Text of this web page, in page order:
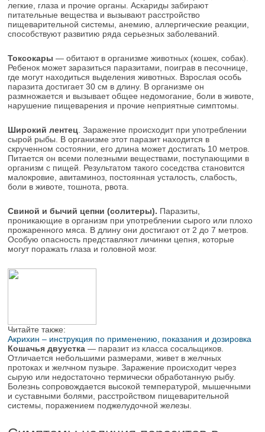
легкие, глаза и прочие органы. Аскариды забирают
питательные вещества и вызывают расстройство
пищеварительной системы, анемию, аллергические реакции,
способствуют развитию ряда серьезных заболеваний.
Токсокары— обитают в организме животных (кошек, собак).
Ребенок может заразиться паразитами, поиграв в песочнице,
где могут находиться выделения животных. Взрослая особь
паразита достигает 30 см в длину. В организме он
размножается и вызывает общее недомогание, боли в животе,
нарушение пищеварения и прочие неприятные симптомы.
Широкий лентец. Заражение происходит при употреблении
сырой рыбы. В организме этот паразит находится в
скрученном состоянии, его длина может достигать 10 метров.
Питается он всеми полезными веществами, поступающими в
организм с пищей. Результатом такого соседства становится
малокровие, авитаминоз, постоянная усталость, слабость,
боли в животе, тошнота, рвота.
Свиной и бычий цепни (солитеры). Паразиты,
проникающие в организм при употреблении сырого или плохо
прожаренного мяса. В длину они достигают от 2 до 7 метров.
Особую опасность представляют личинки цепня, которые
могут поражать глаза и головной мозг.
Читайте также:
Акрихин – инструкция по применению, показания и дозировка
Кошачья двуустка — паразит из класса сосальщиков.
Отличается небольшими размерами, живет в желчных
протоках и желчном пузыре. Заражение происходит через
сырую или недостаточно термически обработанную рыбу.
Болезнь сопровождается высокой температурой, мышечными
и суставными болями, расстройством пищеварительной
системы, поражением поджелудочной железы.